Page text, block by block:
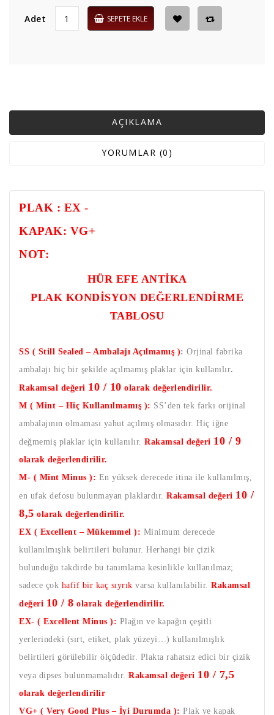
Adet SEPETE EKLE
AÇIKLAMA
YORUMLAR (0)
PLAK : EX -
KAPAK: VG+
NOT:
HÜR EFE ANTİKA
PLAK KONDİSYON DEĞERLENDİRME
TABLOSU
SS ( Still Sealed – Ambalajı Açılmamış ): Orjinal fabrika
ambalajı hiç bir şekilde açılmamış plaklar için kullanılır.
Rakamsal değeri 10 / 10 olarak değerlendirilir.
M ( Mint – Hiç Kullanılmamış ): SS’den tek farkı orijinal
ambalajının olmaması yahut açılmış olmasıdır. Hiç iğne
değmemiş plaklar için kullanılır. Rakamsal değeri 10 / 9
olarak değerlendirilir.
M- ( Mint Minus ): En yüksek derecede itina ile kullanılmış,
en ufak defosu bulunmayan plaklardır. Rakamsal değeri 10 /
8,5 olarak değerlendirilir.
EX ( Excellent – Mükemmel ): Minimum derecede
kullanılmışlık belirtileri bulunur. Herhangi bir çizik
bulunduğu takdirde bu tanımlama kesinlikle kullanılmaz;
sadece çok hafif bir kaç sıyrık varsa kullanılabilir. Rakamsal
değeri 10 / 8 olarak değerlendirilir.
EX- ( Excellent Minus ): Plağın ve kapağın çeşitli
yerlerindeki (sırt, etiket, plak yüzeyi…) kullanılmışlık
belirtileri görülebilir ölçüdedir. Plakta rahatsız edici bir çizik
veya dipses bulunmamalıdır. Rakamsal değeri 10 / 7,5
olarak değerlendirilir
VG+ ( Very Good Plus – İyi Durumda ): Plak ve kapak